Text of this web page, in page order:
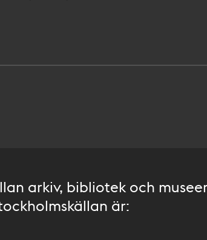
arkiv, bibliotek och
är: